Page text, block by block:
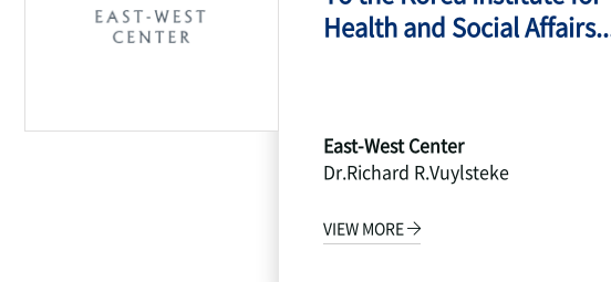
Health and Social
East-West Center
Dr.Richard R.Vuylsteke
VIEW MORE